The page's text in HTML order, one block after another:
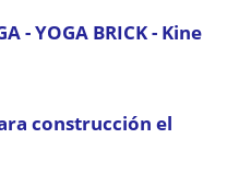
- YOGA BRICK - Kine
construcción el